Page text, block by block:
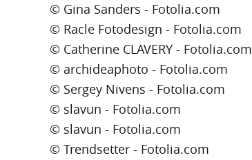
© Gina Sanders - Fotolia.com
© Racle Fotodesign - Fotolia.com
© Catherine CLAVERY - Fotolia.com
© archideaphoto - Fotolia.com
© Sergey Nivens - Fotolia.com
© slavun - Fotolia.com
© slavun - Fotolia.com
© Trendsetter - Fotolia.com